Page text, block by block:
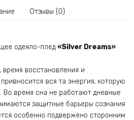
Отзывы (0)
одеяло-плед «Silver Dreams»
восстановления и
вся та энергия, которую
Во время сна не работают дневные
защитные барьеры сознания
особенно подвержено сторонним